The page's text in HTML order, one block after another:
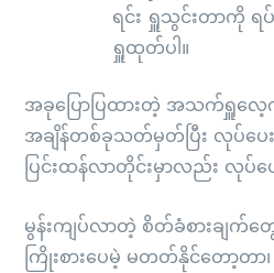
ရင်း ရှူသွင်းတာကို ရပ်
ရှူထုတ်ပါ။
အခုပြောပြထားတဲ့ အသက်ရှူလေ့
အချိန်တစ်ခုသတ်မှတ်ပြီး လုပ်ပေ
ပြင်းထန်လာတိုင်းမှာလည်း လုပ်ပ
မွန်းကျပ်လာတဲ့ စိတ်ခံစားချ
ကြိုးစားပေမဲ့ မတတ်နိုင်တော့တ